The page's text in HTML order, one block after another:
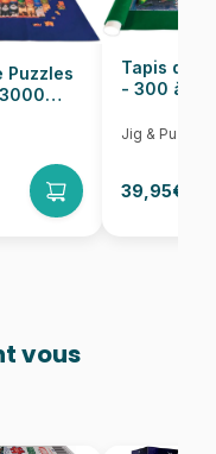
Puzzles
Tapis de
- 300 à
Jig & Puz
39,95€
vous